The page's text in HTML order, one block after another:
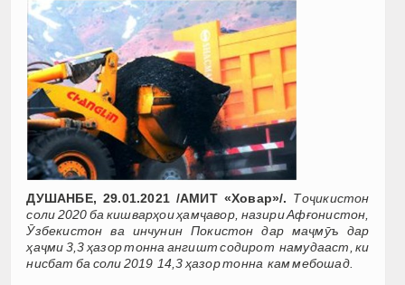
ДУШАНБЕ, 29.01.2021 /АМИТ «Ховар»/. Тоҷикистон
соли 2020 ба кишварҳои ҳамҷавор, назири Афғонистон,
Ӯзбекистон ва инчунин Покистон дар маҷмӯъ дар
ҳаҷми 3,3 ҳазор тонна ангишт содирот намудааст, ки
нисбат ба соли 2019 14,3 ҳазор тонна кам мебошад.